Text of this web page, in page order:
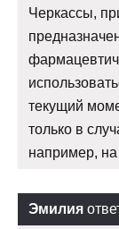
Черкассы,
текущий
только в
например, на
Эмилия